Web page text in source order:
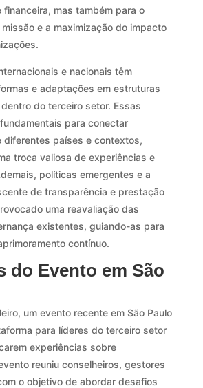
mas também para o
e a maximização do impacto
e nacionais têm
e adaptações em estruturas
do terceiro setor. Essas
para conectar
diferentes países e contextos,
troca valiosa de experiências e
políticas emergentes e a
de transparência e prestação
uma reavaliação das
existentes, guiando-as para
contínuo.
do Evento em São
um evento recente em São Paulo
para líderes do terceiro setor
experiências sobre
reuniu conselheiros, gestores
o objetivo de abordar desafios